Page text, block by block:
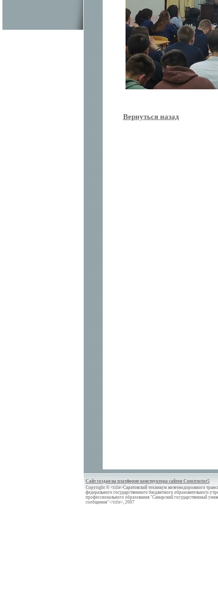
Вернуться назад
Copyright © <title>Саратовский техникум железнодорожного
федерального государственного бюджетного образовательного
профессионального образования "Самарский государственный
сообщения"</title>, 2007
Сайт создан на платформе конструктора сайтов Constructor5